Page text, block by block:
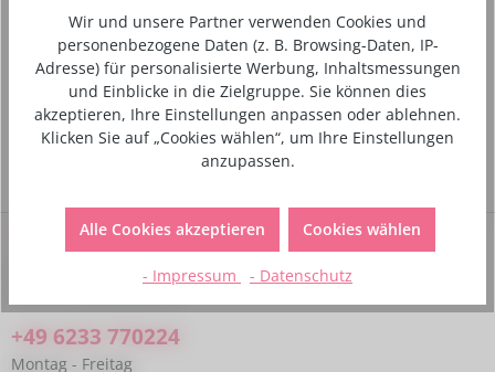
Cakeboard / Tortenplatte - silber - rechteckig -
40 x 30 cm / 12 mm
4,50 €*
Service-Hotline
Bei Fragen kannst du uns gerne telefonisch unter folgender
+49 6233 770224
Montag - Freitag
Wir und unsere Partner verwenden Cookies und
personenbezogene Daten (z. B. Browsing-Daten, IP-
Adresse) für personalisierte Werbung, Inhaltsmessungen
und Einblicke in die Zielgruppe. Sie können dies
akzeptieren, Ihre Einstellungen anpassen oder ablehnen.
Klicken Sie auf „Cookies wählen“, um Ihre Einstellungen
anzupassen.
Alle Cookies akzeptieren Cookies wählen
- Impressum - Datenschutz